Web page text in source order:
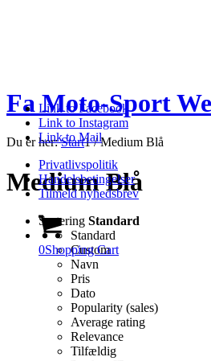
Link to Facebook
Link to Instagram
Link to Mail
Privatlivspolitik
Handelsbetingelser
Tilmeld nyhedsbrev
0Shopping Cart
Fa Moto-Sport
Du er her: Start1 / Medium Blå
Medium Blå
Sortering Standard
Standard
Custom
Navn
Pris
Dato
Popularity (sales)
Average rating
Relevance
Tilfældig